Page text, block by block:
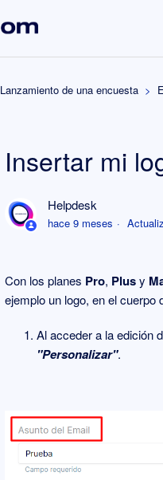
Lanzamiento de una encuesta
Insertar mi
Helpdesk
hace 9 meses
Con los planes Pro, Plusy
ejemplo un logo, en el cuerpo
Al acceder a la edición
"Personalizar".